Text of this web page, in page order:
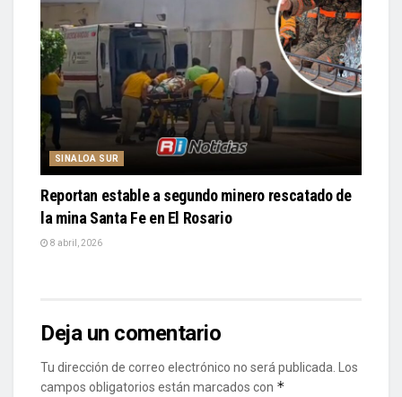
SINALOA SUR
Reportan estable a segundo minero rescatado de
la mina Santa Fe en El Rosario
8 abril, 2026
Deja un comentario
Tu dirección de correo electrónico no será publicada. Los
campos obligatorios están marcados con *